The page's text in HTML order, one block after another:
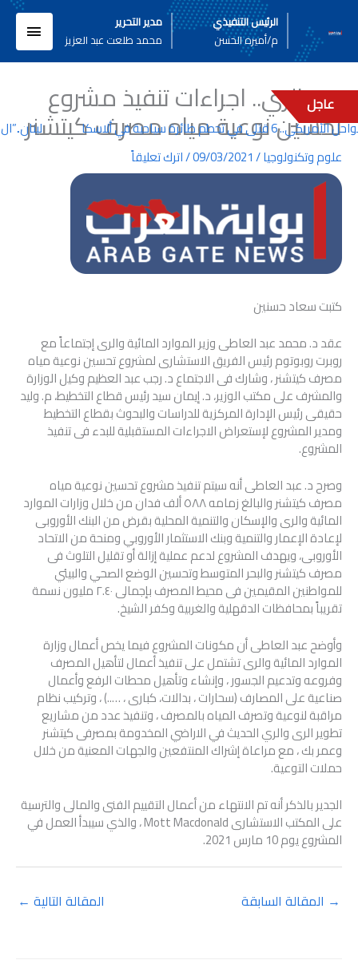
المحتوى
الرئيس التنفيذي
م/أميره الحسن
مدير التحرير
محمد طلعت عبد العزيز
عاجل
في تحطم طائرة سياحية في ألاسكا
وزير الري.. اجراءات تنفيذ مشروع
تحسين نوعية مياه مصرف كيتشنر
علوم وتكنولوجيا/
09/03/2021
/اترك تعليقاً
كتبت سعاد حسنين
عقد د. محمد عبد العاطى وزير الموارد المائية والرى إجتماعاً مع
روبرت روبوتوم رئيس الفريق الاستشارى لمشروع تحسين نوعية مياه
مصرف كيتشنر ، وشارك فى الاجتماع د. رجب عبد العظيم وكيل الوزارة
والمشرف على مكتب الوزير، د. إيمان سيد رئيس قطاع التخطيط، م. وليد
حقيقى رئيس الإدارة المركزية للدراسات والبحوث بقطاع التخطيط
ومدير المشروع لإستعراض الاجراءات المستقبلية للبدء فى تنفيذ
المشروع.
وصرح د. عبد العاطى أنه سيتم تنفيذ مشروع تحسين نوعية مياه
مصرف كيتشنر والبالغ زمامه ٥٨٨ ألف فدان من خلال وزارات الموارد
المائية والرى والإسكان والتنمية المحلية بقرض من البنك الأوروبى
لإعادة الإعمار والتنمية وبنك الاستثمار الأوروبي ومنحة من الاتحاد
الأوروبى، ويهدف المشروع لدعم عملية إزالة أو تقليل التلوث فى
مصرف كيتشنر والبحر المتوسط وتحسين الوضع الصحي والبيئي
للمواطنين المقيمين فى محيط المصرف بإجمالى ٢.٤٠ مليون نسمة
تقريباً بمحافظات الدقهلية والغربية وكفر الشيخ.
وأوضح عبد العاطى أن مكونات المشروع فيما يخص أعمال وزارة
الموارد المائية والرى تشتمل على تنفيذ أعمال لتأهيل المصرف
وفروعه وتدعيم الجسور ، وإنشاء وتأهيل محطات الرفع وأعمال
صناعية على المصارف (سحارات ، بدالات، كبارى ، …..) ، وتركيب نظام
مراقبة لنوعية وتصرف المياه بالمصرف ، وتنفيذ عدد من مشاريع
تطوير الرى والري الحديث في الاراضي المخدومة بمصرفى كيتشنر
وعمر بك ، مع مراعاة إشراك المنتفعين والجهات المعنية من خلال
حملات التوعية.
الجدير بالذكر أنه تم الانتهاء من أعمال التقييم الفنى والمالى والترسية
على المكتب الاستشارى Mott Macdonald ، والذي سيبدأ العمل في
المشروع يوم 10 مارس 2021.
→ المقالة السابقة المقالة التالية ←